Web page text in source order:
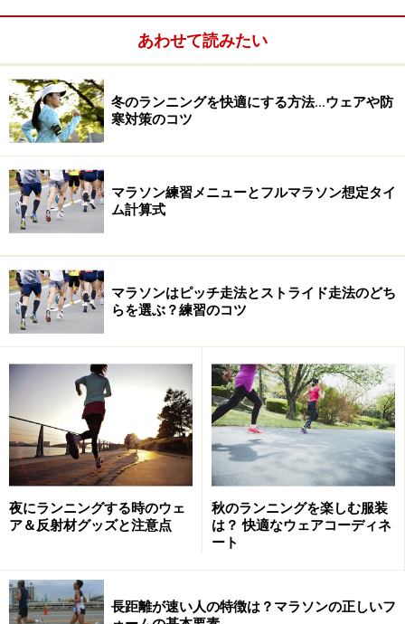
2010年はフルマラソン募集枠を増やしているので、棄権
者数でいうと昨年比でほぼ倍増しています。ただし、棄
権者の増加は天候のせいばかりではなく、フルマラソン
初心者の参加が増えていることにも原因にあると考えら
れます。
東京マラソンが初マラソン、という方も多かったと思う
の旅を経験してほしかったなと思います。泊まりがけで
参加の方や海外から参加の方にも、いい記録といい思い
出を作って欲しかったと思うのですが残念です。
応援の人出も減少でしたが、それでも銀座や浅草はもち
ろん、新宿、品川など悪天候にもかかわらず人垣が幾重
にもなって熱い応援を送ってくれました。
増えた鳴り物応援で元気
応援で感じたのが、ガイドもたびたびお願いしている鳴
合わせるなど音でも応援してくれる方が増えたように感
じました。演奏グループの音も幾分大きく感じたように
あわせて読みたい
冬のランニングを快適にする方法…ウェアや防
寒対策のコツ
マラソン練習メニューとフルマラソン想定タイ
ム計算式
マラソンはピッチ走法とストライド走法のどち
らを選ぶ？練習のコツ
夜にランニングする時のウェ
ア＆反射材グッズと注意点
秋のランニングを楽しむ服装
は？ 快適なウェアコーディネ
ート
長距離が速い人の特徴は？マラソンの正しいフ